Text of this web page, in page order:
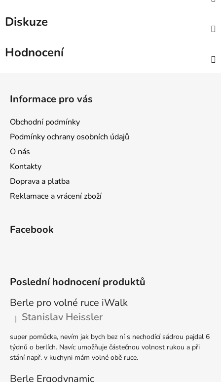
Diskuze
Hodnocení
Informace pro vás
Obchodní podmínky
Podmínky ochrany osobních údajů
O nás
Kontakty
Doprava a platba
Reklamace a vrácení zboží
Facebook
Poslední hodnocení produktů
Berle pro volné ruce iWalk
Hodnocení produktu je 5 z 5 hvězdiček.
| Stanislav Heissler
super pomůcka, nevím jak bych bez ní s nechodící sádrou pajdal 6
týdnů o berlích. Navíc umožňuje částečnou volnost rukou a při
stání např. v kuchyni mám volné obě ruce.
Berle Ergodynamic